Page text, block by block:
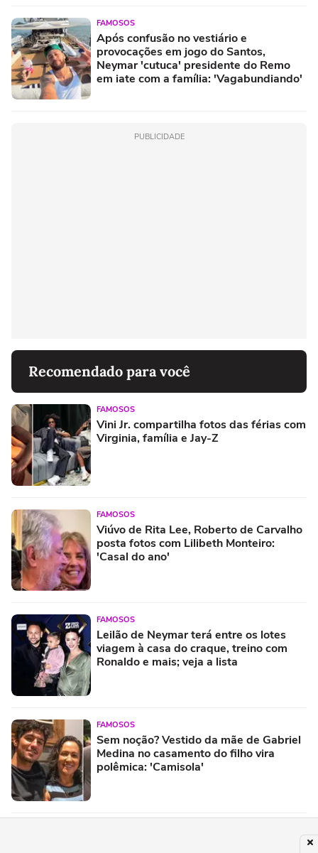
FAMOSOS
Após confusão no vestiário e
provocações em jogo do Santos,
Neymar 'cutuca' presidente do Remo
em iate com a família: 'Vagabundiando'
PUBLICIDADE
Recomendado para você
FAMOSOS
Vini Jr. compartilha fotos das férias com
Virginia, família e Jay-Z
FAMOSOS
Viúvo de Rita Lee, Roberto de Carvalho
posta fotos com Lilibeth Monteiro:
'Casal do ano'
FAMOSOS
Leilão de Neymar terá entre os lotes
viagem à casa do craque, treino com
Ronaldo e mais; veja a lista
FAMOSOS
Sem noção? Vestido da mãe de Gabriel
Medina no casamento do filho vira
polêmica: 'Camisola'